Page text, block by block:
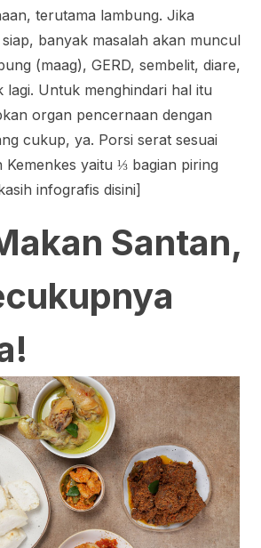
terutama lambung. Jika
banyak masalah akan muncul
(maag), GERD, sembelit, diare,
lagi. Untuk menghindari hal itu
organ pencernaan dengan
cukup, ya. Porsi serat sesuai
yaitu ⅓ bagian piring
infografis disini]
Santan,